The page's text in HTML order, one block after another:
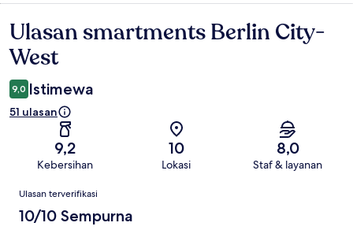
Ulasan
Ulasan smartments Berlin City-
West
9,0 Istimewa
51 ulasan
9,2
Kebersihan
10
Lokasi
8,0
Staf & layanan
Ulasan
Ulasan terverifikasi
10/10 Sempurna